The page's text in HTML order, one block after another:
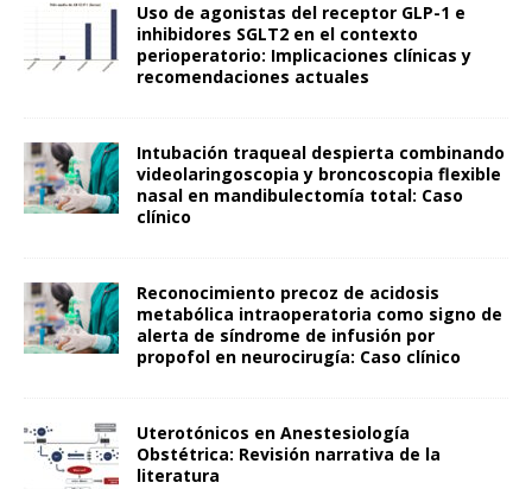
Uso de agonistas del receptor GLP-1 e
inhibidores SGLT2 en el contexto
perioperatorio: Implicaciones clínicas y
recomendaciones actuales
Intubación traqueal despierta combinando
videolaringoscopia y broncoscopia flexible
nasal en mandibulectomía total: Caso
clínico
Reconocimiento precoz de acidosis
metabólica intraoperatoria como signo de
alerta de síndrome de infusión por
propofol en neurocirugía: Caso clínico
Uterotónicos en Anestesiología
Obstétrica: Revisión narrativa de la
literatura